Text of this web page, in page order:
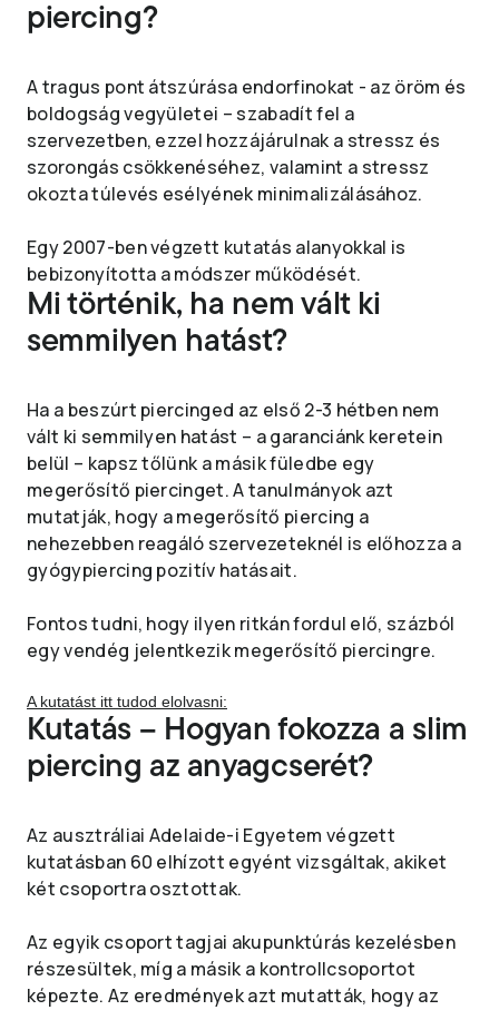
piercing?
A tragus pont átszúrása endorfinokat - az öröm és
boldogság vegyületei – szabadít fel a
szervezetben, ezzel hozzájárulnak a stressz és
szorongás csökkenéséhez, valamint a stressz
okozta túlevés esélyének minimalizálásához.
Egy 2007-ben végzett kutatás alanyokkal is
bebizonyította a módszer működését.
Mi történik, ha nem vált ki
semmilyen hatást?
Ha a beszúrt piercinged az első 2-3 hétben nem
vált ki semmilyen hatást – a garanciánk keretein
belül – kapsz tőlünk a másik füledbe egy
megerősítő piercinget. A tanulmányok azt
mutatják, hogy a megerősítő piercing a
nehezebben reagáló szervezeteknél is előhozza a
gyógypiercing pozitív hatásait.
Fontos tudni, hogy ilyen ritkán fordul elő, százból
egy vendég jelentkezik megerősítő piercingre.
A kutatást itt tudod elolvasni:
Kutatás – Hogyan fokozza a slim
piercing az anyagcserét?
Az ausztráliai Adelaide-i Egyetem végzett
kutatásban 60 elhízott egyént vizsgáltak, akiket
két csoportra osztottak.
Az egyik csoport tagjai akupunktúrás kezelésben
részesültek, míg a másik a kontrollcsoportot
képezte. Az eredmények azt mutatták, hogy az